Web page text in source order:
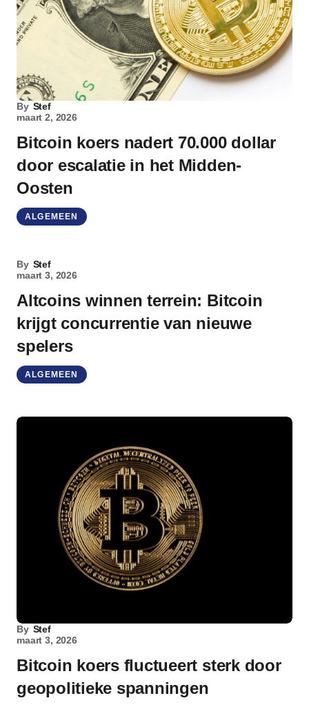
By Stef
maart 2, 2026
Bitcoin koers nadert 70.000 dollar
door escalatie in het Midden-
Oosten
ALGEMEEN
By Stef
maart 3, 2026
Altcoins winnen terrein: Bitcoin
krijgt concurrentie van nieuwe
spelers
ALGEMEEN
By Stef
maart 3, 2026
Bitcoin koers fluctueert sterk door
geopolitieke spanningen